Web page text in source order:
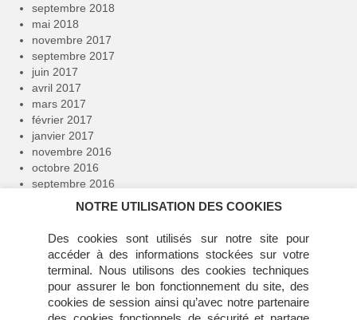
septembre 2018
mai 2018
novembre 2017
septembre 2017
juin 2017
avril 2017
mars 2017
février 2017
janvier 2017
novembre 2016
octobre 2016
septembre 2016
avril 2016
janvier 2016
décembre 2015
novembre 2015
juin 2015
mai 2015
NOTRE UTILISATION DES COOKIES
Des cookies sont utilisés sur notre site pour
accéder à des informations stockées sur votre
terminal. Nous utilisons des cookies techniques
pour assurer le bon fonctionnement du site, des
cookies de session ainsi qu’avec notre partenaire